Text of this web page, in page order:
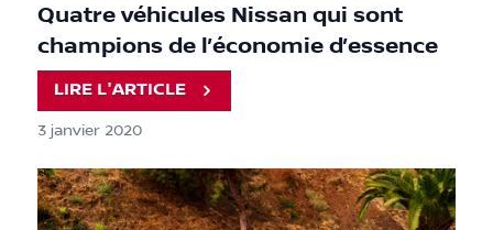
Quatre véhicules Nissan qui sont
champions de l’économie d’essence
LIRE L'ARTICLE
3 janvier 2020